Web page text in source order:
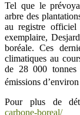
Tel que le
arbre des
au registre
exemplaire,
boréale. Ces
climatiques au
de 28 000
émissions
Pour plus de
carbone-boreal/